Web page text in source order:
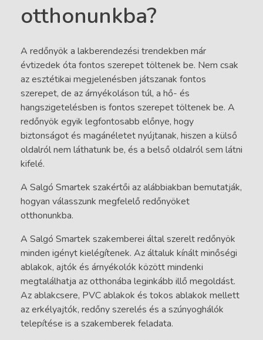
otthonunkba?
A redőnyök a lakberendezési trendekben már
évtizedek óta fontos szerepet töltenek be. Nem csak
az esztétikai megjelenésben játszanak fontos
szerepet, de az árnyékoláson túl, a hő- és
hangszigetelésben is fontos szerepet töltenek be. A
redőnyök egyik legfontosabb előnye, hogy
biztonságot és magánéletet nyújtanak, hiszen a külső
oldalról nem láthatunk be, és a belső oldalról sem látni
kifelé.
A Salgó Smartek szakértői az alábbiakban bemutatják,
hogyan válasszunk megfelelő redőnyöket
otthonunkba.
A Salgó Smartek szakemberei által szerelt redőnyök
minden igényt kielégítenek. Az általuk kínált minőségi
ablakok, ajtók és árnyékolók között mindenki
megtalálhatja az otthonába leginkább illő megoldást.
Az ablakcsere, PVC ablakok és tokos ablakok mellett
az erkélyajtók, redőny szerelés és a szúnyoghálók
telepítése is a szakemberek feladata.